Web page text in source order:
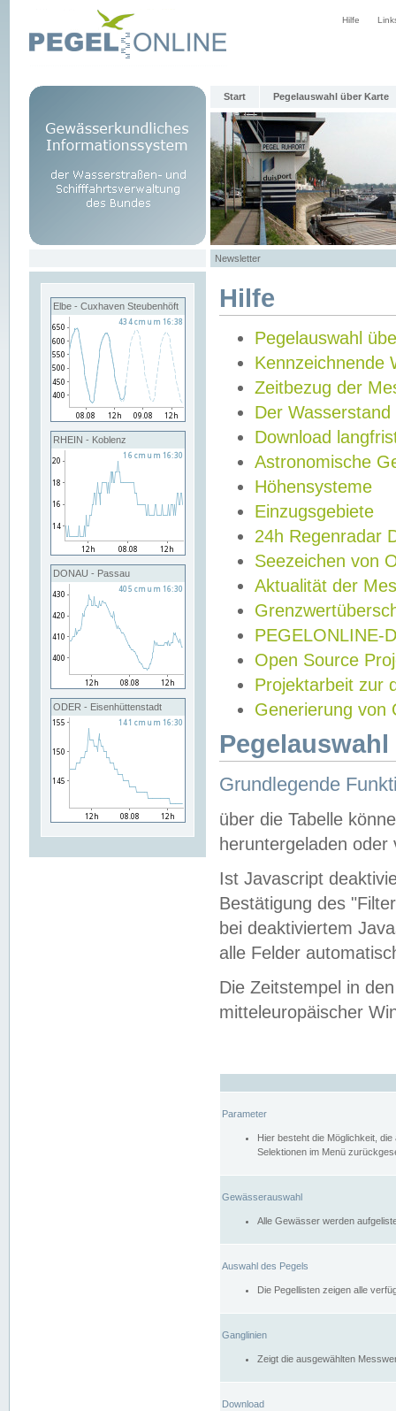
Hilfe
Start Pegelauswahl über Karte
Newsletter
Elbe - Cuxhaven Steubenhöft
RHEIN - Koblenz
DONAU - Passau
ODER - Eisenhüttenstadt
Hilfe
Pegelauswahl
Kennzeichnende
Zeitbezug der
Der Wasserstand
Download
Astronomische
Höhensysteme
Einzugsgebiete
24h Regenradar
Seezeichen von
Aktualität der
PEGELONLINE-
Open Source
Projektarbeit zur
Generierung von
Grundlegende
über die Tabelle
heruntergeladen oder
Ist Javascript
Bestätigung des
bei deaktiviertem
alle Felder
Die Zeitstempel in
mitteleuropäischer
Parameter
Hier besteht die Möglichkeit,
Selektionen im Menü
Gewässerauswahl
Alle Gewässer werden
Auswahl des Pegels
Die Pegellisten zeigen alle
Ganglinien
Zeigt die ausgewählten
Download